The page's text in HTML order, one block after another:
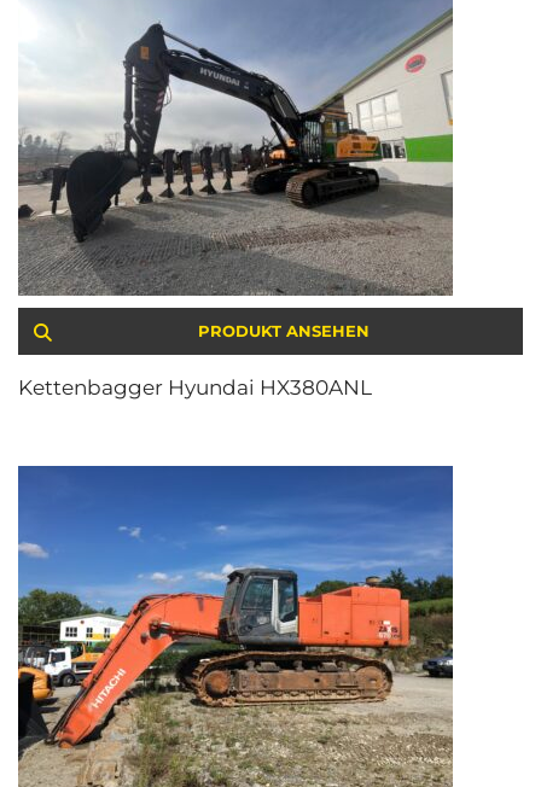
PRODUKT ANSEHEN
Kettenbagger Hyundai HX380ANL